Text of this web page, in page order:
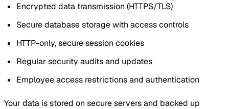
Encrypted data transmission (HTTPS/TLS)
Secure database storage with access controls
HTTP-only, secure session cookies
Regular security audits and updates
Employee access restrictions and authentication
Your data is stored on secure servers and backed up